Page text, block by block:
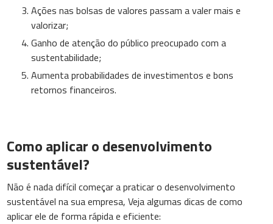
Ações nas bolsas de valores passam a valer mais e
valorizar;
Ganho de atenção do público preocupado com a
sustentabilidade;
Aumenta probabilidades de investimentos e bons
retornos financeiros.
Como aplicar o desenvolvimento
sustentável?
Não é nada difícil começar a praticar o desenvolvimento
sustentável na sua empresa, Veja algumas dicas de como
aplicar ele de forma rápida e eficiente: